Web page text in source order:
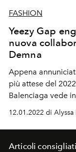
FASHION
Yeezy Gap
nuova
Demna
Appena
più attese del
Balenciaga vede
parla alla Gen Z
creativo dell'it
12.01.2022 di Alyssa
Articoli consigliati